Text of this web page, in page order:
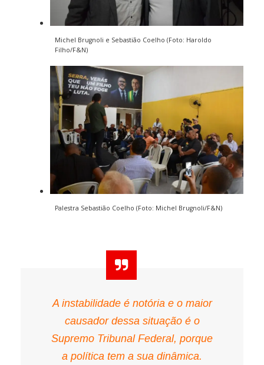
Michel Brugnoli e Sebastião Coelho (Foto: Haroldo
Filho/F&N)
Palestra Sebastião Coelho (Foto: Michel Brugnoli/F&N)
A instabilidade é notória e o maior
causador dessa situação é o
Supremo Tribunal Federal, porque
a política tem a sua dinâmica.